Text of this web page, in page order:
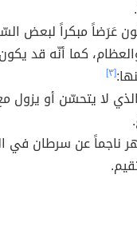
عَرَضاً مبكراً لبعض
كما أنّه قد
[٣]
لا يتحسّن أو يزول
ناجماً عن سرطان في